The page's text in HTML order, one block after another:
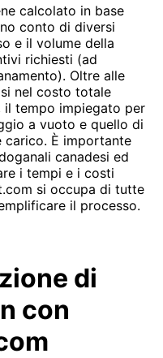
calcolato in base
conto di diversi
e il volume della
richiesti (ad
Oltre alle
nel costo totale
il tempo impiegato per
a vuoto e quello di
È importante
canadesi ed
i tempi e i costi
si occupa di tutte
il processo.
di
con